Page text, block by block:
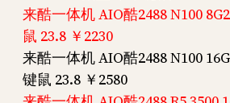
来酷一体机 AIO酷2488 N100
鼠 23.8 ￥2230
来酷一体机 AIO酷2488 N100
键鼠 23.8 ￥2580